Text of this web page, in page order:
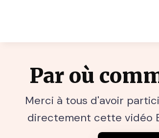
Par où
Merci à tous d'avoir
directement cette vidéo